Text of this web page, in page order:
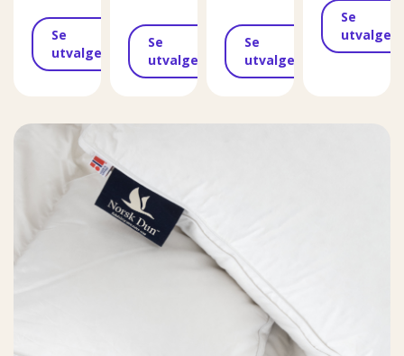
Se
utvalget
Se
utvalget
Se
utvalget
Se
utvalget